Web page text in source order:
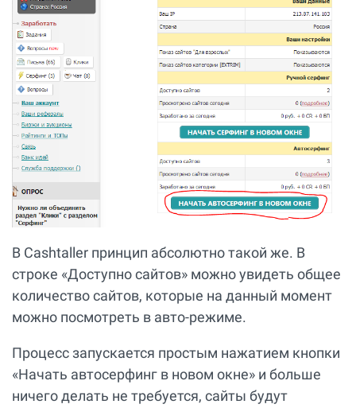
В Сashtaller принцип абсолютно такой же. В
строке «Доступно сайтов» можно увидеть общее
количество сайтов, которые на данный момент
можно посмотреть в авто-режиме.
Процесс запускается простым нажатием кнопки
«Начать автосерфинг в новом окне» и больше
ничего делать не требуется, сайты будут